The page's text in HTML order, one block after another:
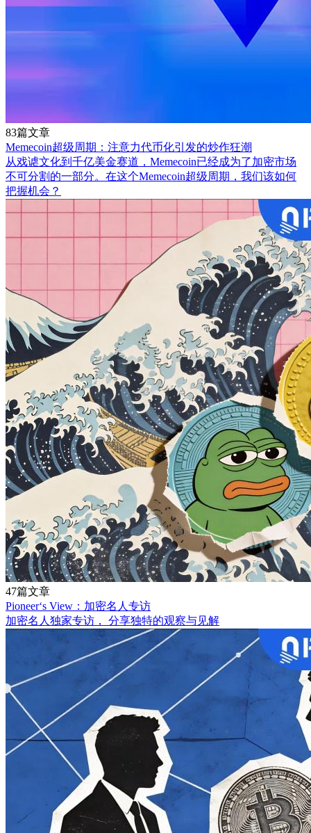
83篇文章
Memecoin超级周期：注意力代币化引发的炒作狂潮
从戏谑文化到千亿美金赛道，Memecoin已经成为了加密市场
不可分割的一部分。在这个Memecoin超级周期，我们该如何
把握机会？
47篇文章
Pioneer‘s View：加密名人专访
加密名人独家专访， 分享独特的观察与见解